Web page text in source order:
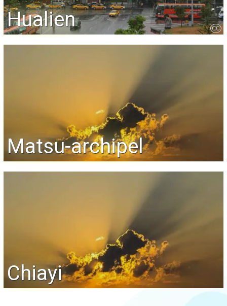
Hualien CC
Matsu-archipel
Chiayi